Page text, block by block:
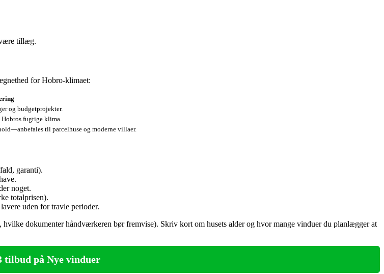
være tillæg.
for Hobro‑klimaet:
og budgetprojekter.
fugtige klima.
til parcelhuse og moderne villaer.
garanti).
noget.
totalprisen).
uden for travle perioder.
dokumenter håndværkeren bør fremvise). Skriv kort om husets alder og hvor mange vinduer du planlægger at
tilbud på Nye vinduer